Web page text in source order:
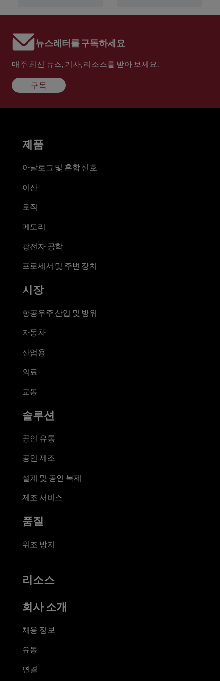
뉴스레터를 구독하세요
매주 최신 뉴스, 기사, 리소스를 받아 보세요.
구독
제품
아날로그 및 혼합 신호
이산
로직
메모리
광전자 공학
프로세서 및 주변 장치
시장
항공우주 산업 및 방위
자동차
산업용
의료
교통
솔루션
공인 유통
공인 제조
설계 및 공인 복제
제조 서비스
품질
위조 방지
리소스
회사 소개
채용 정보
유통
연결